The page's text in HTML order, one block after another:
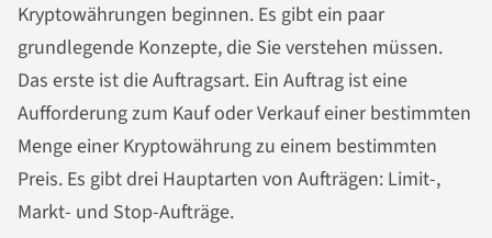
Kryptowährungen beginnen. Es gibt ein paar
grundlegende Konzepte, die Sie verstehen müssen.
Das erste ist die Auftragsart. Ein Auftrag ist eine
Aufforderung zum Kauf oder Verkauf einer bestimmten
Menge einer Kryptowährung zu einem bestimmten
Preis. Es gibt drei Hauptarten von Aufträgen: Limit-,
Markt- und Stop-Aufträge.